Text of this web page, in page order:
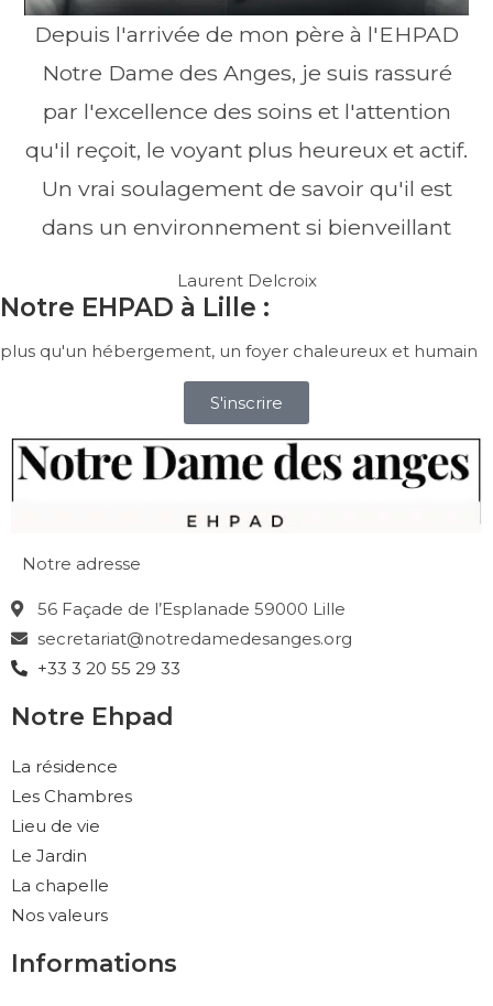
Depuis l'arrivée de mon père à l'EHPAD
Notre Dame des Anges, je suis rassuré
par l'excellence des soins et l'attention
qu'il reçoit, le voyant plus heureux et actif.
Un vrai soulagement de savoir qu'il est
dans un environnement si bienveillant
Laurent Delcroix
Notre EHPAD à Lille :
plus qu'un hébergement, un foyer chaleureux et humain
S'inscrire
Notre adresse
56 Façade de l’Esplanade 59000 Lille
secretariat@notredamedesanges.org
+33 3 20 55 29 33
Notre Ehpad
La résidence
Les Chambres
Lieu de vie
Le Jardin
La chapelle
Nos valeurs
Informations